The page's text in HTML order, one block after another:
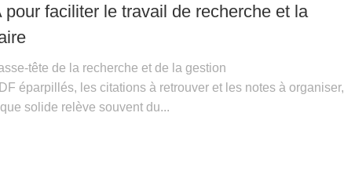
pour faciliter le travail de recherche et la
tête de la recherche et de la gestion
éparpillés, les citations à retrouver et les notes à organiser,
solide relève souvent du...